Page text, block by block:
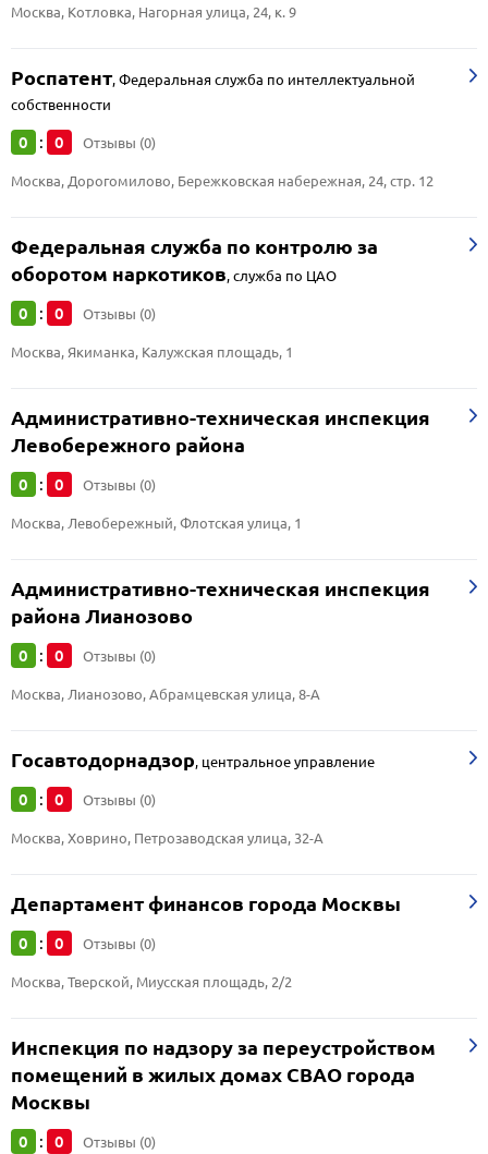
Москва, Котловка, Нагорная улица, 24, к. 9
Роспатент,Федеральная служба по интеллектуальной
собственности
0 : 0 Отзывы (0)
Москва, Дорогомилово, Бережковская набережная, 24, стр. 12
Федеральная служба по контролю за
оборотом наркотиков,служба по ЦАО
0 : 0 Отзывы (0)
Москва, Якиманка, Калужская площадь, 1
Административно-техническая инспекция
Левобережного района
0 : 0 Отзывы (0)
Москва, Левобережный, Флотская улица, 1
Административно-техническая инспекция
района Лианозово
0 : 0 Отзывы (0)
Москва, Лианозово, Абрамцевская улица, 8-А
Госавтодорнадзор, центральное управление
0 : 0 Отзывы (0)
Москва, Ховрино, Петрозаводская улица, 32-А
Департамент финансов города Москвы
0 : 0 Отзывы (0)
Москва, Тверской, Миусская площадь, 2/2
Инспекция по надзору за переустройством
помещений в жилых домах СВАО города
Москвы
0 : 0 Отзывы (0)